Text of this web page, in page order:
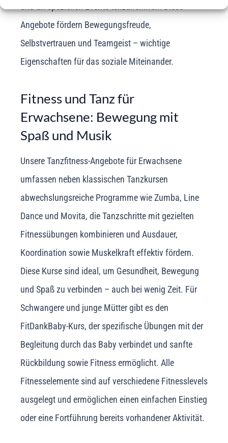
Angebote fördern Bewegungsfreude,
Selbstvertrauen und Teamgeist – wichtige
Eigenschaften für das soziale Miteinander.
Fitness und Tanz für
Erwachsene: Bewegung mit
Spaß und Musik
Unsere Tanzfitness-Angebote für Erwachsene
umfassen neben klassischen Tanzkursen
abwechslungsreiche Programme wie Zumba, Line
Dance und Movita, die Tanzschritte mit gezielten
Fitnessübungen kombinieren und Ausdauer,
Koordination sowie Muskelkraft effektiv fördern.
Diese Kurse sind ideal, um Gesundheit, Bewegung
und Spaß zu verbinden – auch bei wenig Zeit. Für
Schwangere und junge Mütter gibt es den
FitDankBaby-Kurs, der spezifische Übungen mit der
Begleitung durch das Baby verbindet und sanfte
Rückbildung sowie Fitness ermöglicht. Alle
Fitnesselemente sind auf verschiedene Fitnesslevels
ausgelegt und ermöglichen einen einfachen Einstieg
oder eine Fortführung bereits vorhandener Aktivität.